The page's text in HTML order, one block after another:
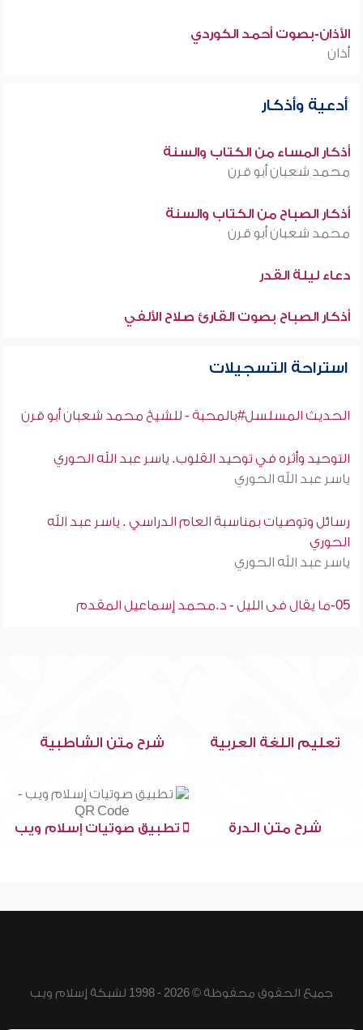
الأذان-بصوت أحمد الكوردي
أذان
أدعية وأذكار
أذكار المساء من الكتاب والسنة
محمد شعبان أبو قرن
أذكار الصباح من الكتاب والسنة
محمد شعبان أبو قرن
دعاء ليلة القدر
أذكار الصباح بصوت القارئ صلاح الألفي
استراحة التسجيلات
الحديث المسلسل#بالمحبة - للشيخ محمد شعبان أبو قرن
التوحيد وأثره في توحيد القلوب. ياسر عبد الله الحوري
ياسر عبد الله الحوري
رسائل وتوصيات بمناسبة العام الدراسي . ياسر عبد الله
الحوري
ياسر عبد الله الحوري
05-ما يقال فى الليل - د.محمد إسماعيل المقدم
تعليم اللغة العربية شرح متن الشاطبية
شرح متن الدرة تطبيق صوتيات إسلام ويب
جميع الحقوق محفوظة © 2026 - 1998 لشبكة إسلام ويب